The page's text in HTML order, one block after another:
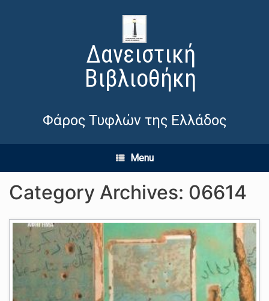
Δανειστική
Βιβλιοθήκη
Φάρος Τυφλών της Ελλάδος
Menu
Category Archives: 06614